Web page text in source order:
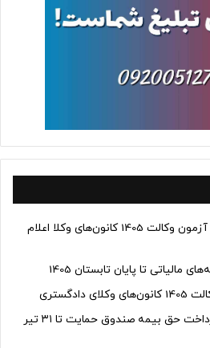
زمان قطعی و رسمی برگزاری آزمون وکالت 1405 کانون‌های وکلا اعلام
مالیاتی تا پایان تابستان 1405
خبر مهم برای وکلا: مهلت پرداخت حق بیمه صندوق حمایت تا ۳۱ تیر